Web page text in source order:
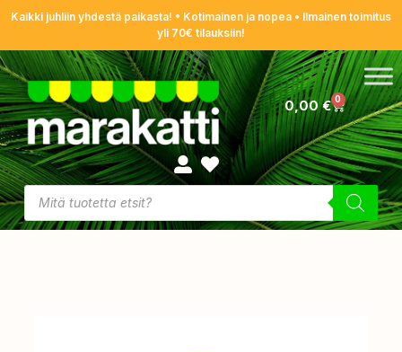
Kaikki juhliin yhdestä paikasta! • Kotimainen ja nopea • Ilmainen toimitus
yli 70€ tilauksiin!
0,00€ 0